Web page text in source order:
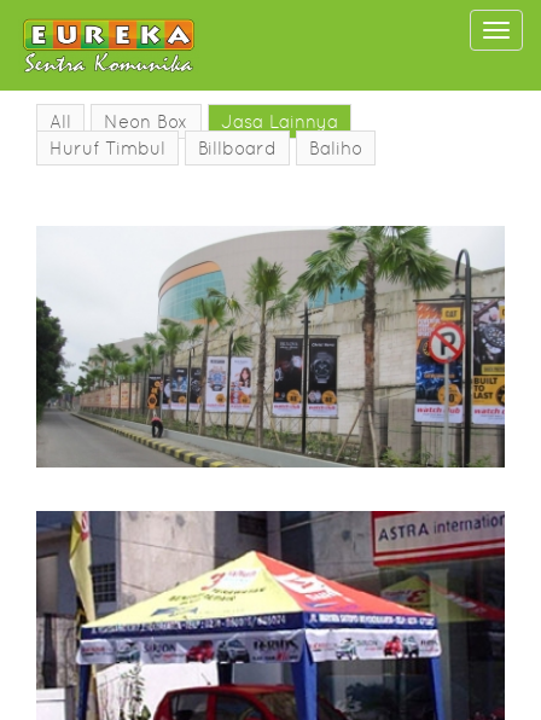
All Neon Box
Jasa Lainnya
Huruf Timbul
Billboard Baliho